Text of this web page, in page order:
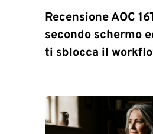
Recensione AOC
secondo schermo
ti sblocca il